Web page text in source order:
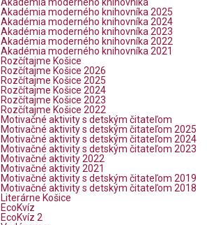
Akadémia moderného knihovníka
Akadémia moderného knihovníka 2025
Akadémia moderného knihovníka 2024
Akadémia moderného knihovníka 2023
Akadémia moderného knihovníka 2022
Akadémia moderného knihovníka 2021
Rozčítajme Košice
Rozčítajme Košice 2026
Rozčítajme Košice 2025
Rozčítajme Košice 2024
Rozčítajme Košice 2023
Rozčítajme Košice 2022
Motivačné aktivity s detským čitateľom
Motivačné aktivity s detským čitateľom 2025
Motivačné aktivity s detským čitateľom 2024
Motivačné aktivity s detským čitateľom 2023
Motivačné aktivity 2022
Motivačné aktivity 2021
Motivačné aktivity s detským čitateľom 2019
Motivačné aktivity s detským čitateľom 2018
Literárne Košice
EcoKvíz
EcoKvíz 2